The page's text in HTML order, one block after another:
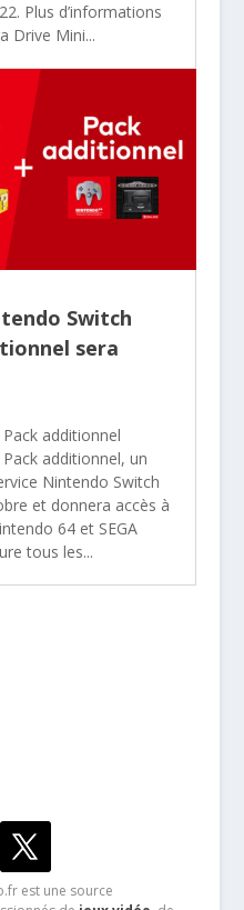
Plus d’informations
Drive Mini...
Switch
sera
additionnel
additionnel, un
Nintendo Switch
et donnera accès à
64 et SEGA
tous les...
est une source